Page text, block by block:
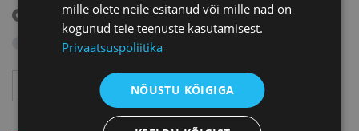
Tulevased sündmused
Otsi arhiivist
Kuu
mille olete neile esitanud või mille nad on
kogunud teie teenuste kasutamisest.
Privaatsuspoliitika
NÕUSTU KÕIGIGA